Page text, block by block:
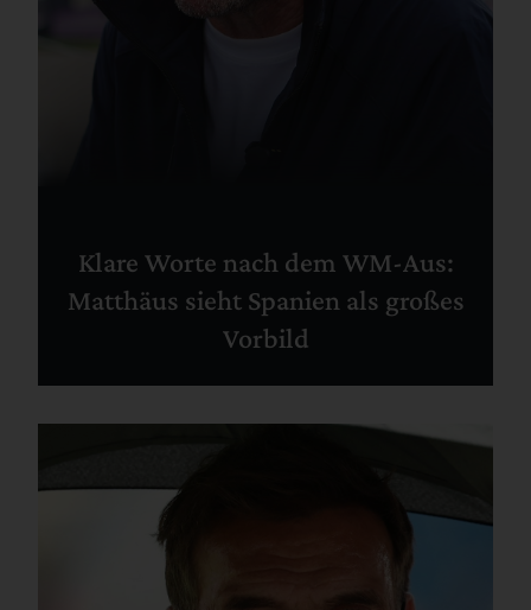
Klare Worte nach dem WM-Aus:
Matthäus sieht Spanien als großes
Vorbild